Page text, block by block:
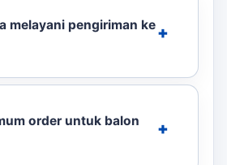
melayani pengiriman ke
order untuk balon